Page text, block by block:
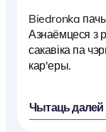
Biedronka
Азнаёмцеся з
сакавіка па
кар'еры.
Чытаць далей